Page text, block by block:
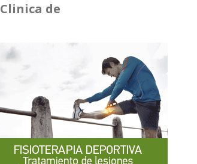
Clinica de
Fisioterapia